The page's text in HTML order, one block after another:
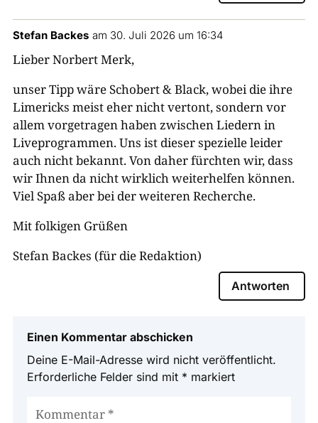
Stefan Backes am 30. Juli 2026 um 16:34
Lieber Norbert Merk,
unser Tipp wäre Schobert & Black, wobei die ihre
Limericks meist eher nicht vertont, sondern vor
allem vorgetragen haben zwischen Liedern in
Liveprogrammen. Uns ist dieser spezielle leider
auch nicht bekannt. Von daher fürchten wir, dass
wir Ihnen da nicht wirklich weiterhelfen können.
Viel Spaß aber bei der weiteren Recherche.
Mit folkigen Grüßen
Stefan Backes (für die Redaktion)
Antworten
Einen Kommentar abschicken
Deine E-Mail-Adresse wird nicht veröffentlicht.
Erforderliche Felder sind mit * markiert